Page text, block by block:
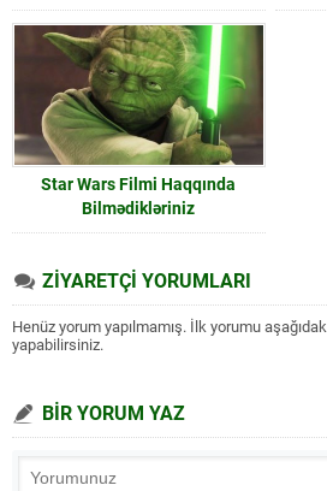
Star Wars Filmi Haqqında
Bilmədikləriniz
ZİYARETÇİ YORUMLARI
Henüz yorum yapılmamış. İlk yorumu
yapabilirsiniz.
BİR YORUM YAZ